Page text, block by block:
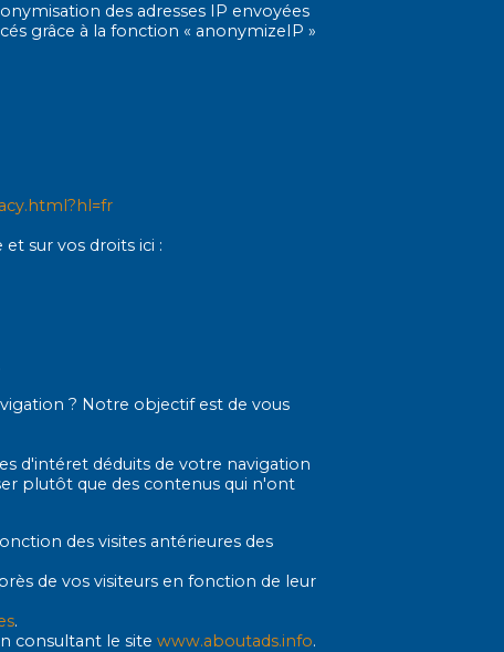
des adresses IP envoyées
grâce à la fonction « anonymizeIP »
sur vos droits ici :
? Notre objectif est de vous
d'intéret déduits de votre navigation
plutôt que des contenus qui n'ont
des visites antérieures des
de vos visiteurs en fonction de leur
.
consultant le site www.aboutads.info.